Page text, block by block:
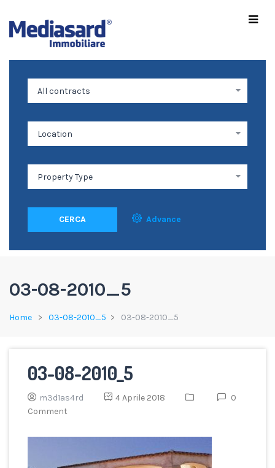
CERCA Advance
03-08-2010_5
Home 03-08-2010_5 03-08-2010_5
03-08-2010_5
m3d1as4rd 4 Aprile 2018
0
Comment